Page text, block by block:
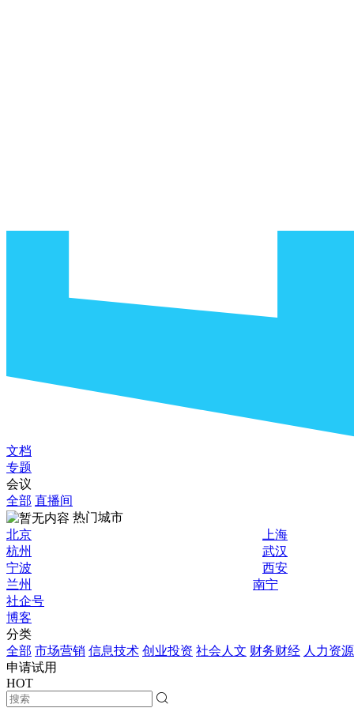
文档
专题
会议
全部 直播间
热门城市
北京
上海
杭州
武汉
宁波
西安
兰州
南宁
社企号
博客
分类
全部 市场营销 信息技术 创业投资 社会人文 财务财经 人力资源
申请试用
HOT